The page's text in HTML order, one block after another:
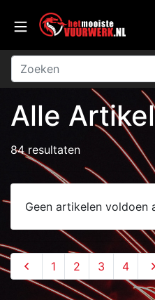
Alle
84 resultaten
Geen artikelen voldoen
1 2 3 4